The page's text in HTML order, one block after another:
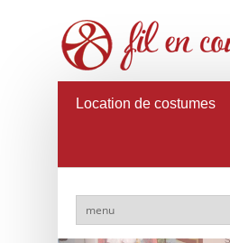
Location de costumes